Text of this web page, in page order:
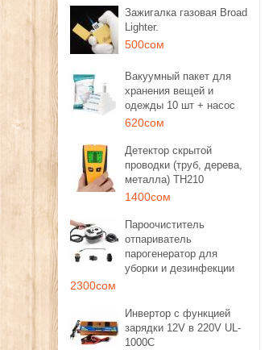
Зажигалка газовая Broad
Lighter.
500сом
Вакуумный пакет для
хранения вещей и
одежды 10 шт + насос
620сом
Детектор скрытой
проводки (труб, дерева,
металла) TH210
1400сом
Пароочиститель
отпариватель
парогенератор для
уборки и дезинфекции
2300сом
Инвертор с функцией
зарядки 12V в 220V UL-
1000C